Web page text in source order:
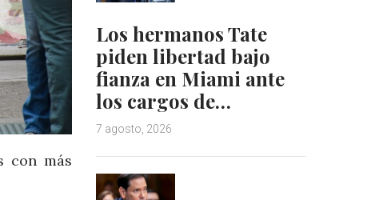
con más
Los hermanos Tate
piden libertad bajo
fianza en Miami ante
los cargos de…
7 agosto, 2026